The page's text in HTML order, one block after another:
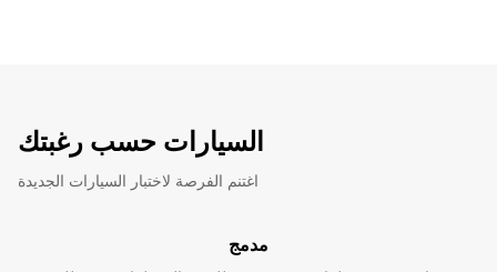
السيارات حسب رغبتك
اغتنم الفرصة لاختبار السيارات الجديدة
مدمج